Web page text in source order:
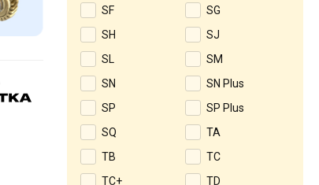
SF
SG
SH
SJ
SL
SM
SN
SN Plus
SP
SP Plus
SQ
TA
TB
TC
TC+
TD